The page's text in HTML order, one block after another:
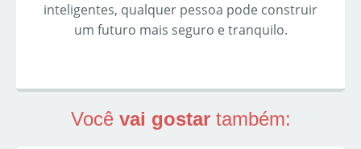
inteligentes, qualquer pessoa pode construir
um futuro mais seguro e tranquilo.
Você vai gostartambém: